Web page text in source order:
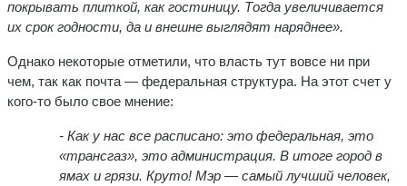
покрывать плиткой, как гостиницу. Тогда увеличивается
их срок годности, да и внешне выглядят наряднее».
Однако некоторые отметили, что власть тут вовсе ни при
чем, так как почта — федеральная структура. На этот счет у
кого-то было свое мнение:
- Как у нас все расписано: это федеральная, это
«трансгаз», это администрация. В итоге город в
ямах и грязи. Круто! Мэр — самый лучший человек,